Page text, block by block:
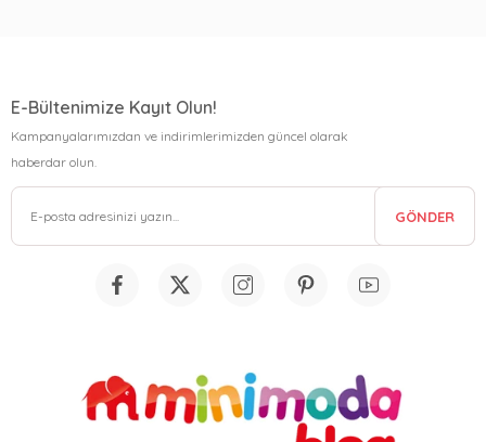
E-Bültenimize Kayıt Olun!
Kampanyalarımızdan ve indirimlerimizden güncel olarak
haberdar olun.
GÖNDER